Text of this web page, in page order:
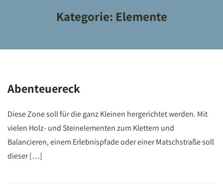
Kategorie: Elemente
Abenteuereck
Diese Zone soll für die ganz Kleinen hergerichtet werden. Mit
vielen Holz- und Steinelementen zum Klettern und
Balancieren, einem Erlebnispfade oder einer Matschstraße soll
dieser […]